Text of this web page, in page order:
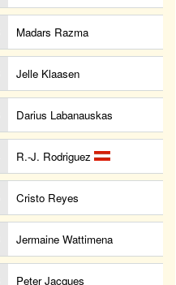
Madars Razma
Jelle Klaasen
Darius Labanauskas
R.-J. Rodriguez
Cristo Reyes
Jermaine Wattimena
Peter Jacques